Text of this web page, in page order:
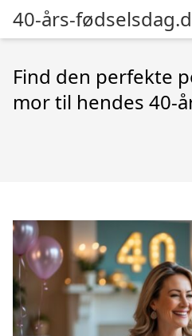
40-års-
Find den perfekte
mor til hendes 40-